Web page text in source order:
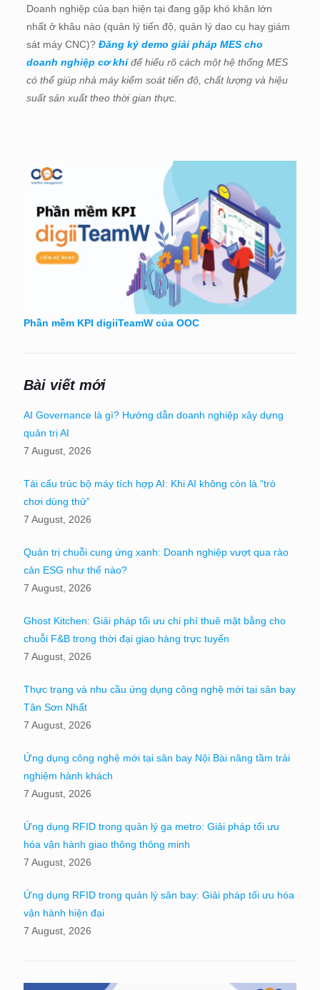
Doanh nghiệp của bạn hiện tại đang gặp khó khăn lớn
nhất ở khâu nào (quản lý tiến độ, quản lý dao cụ hay giám
sát máy CNC)? Đăng ký demo giải pháp MES cho
doanh nghiệp cơ khíđể hiểu rõ cách một hệ thống MES
có thể giúp nhà máy kiểm soát tiến độ, chất lượng và hiệu
suất sản xuất theo thời gian thực.
Phần mềm KPI digiiTeamW của OOC
Bài viết mới
AI Governance là gì? Hướng dẫn doanh nghiệp xây dựng
quản trị AI
7 August, 2026
Tái cấu trúc bộ máy tích hợp AI: Khi AI không còn là “trò
chơi dùng thử”
7 August, 2026
Quản trị chuỗi cung ứng xanh: Doanh nghiệp vượt qua rào
cản ESG như thế nào?
7 August, 2026
Ghost Kitchen: Giải pháp tối ưu chi phí thuê mặt bằng cho
chuỗi F&B trong thời đại giao hàng trực tuyến
7 August, 2026
Thực trạng và nhu cầu ứng dụng công nghệ mới tại sân bay
Tân Sơn Nhất
7 August, 2026
Ứng dụng công nghệ mới tại sân bay Nội Bài nâng tầm trải
nghiệm hành khách
7 August, 2026
Ứng dụng RFID trong quản lý ga metro: Giải pháp tối ưu
hóa vận hành giao thông thông minh
7 August, 2026
Ứng dụng RFID trong quản lý sân bay: Giải pháp tối ưu hóa
vận hành hiện đại
7 August, 2026